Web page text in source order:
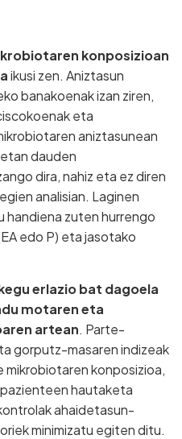
konposizioan
ikusi zen. Aniztasun
banakoenak izan ziren,
eta
aniztasunean
dauden
dira, nahiz eta ez diren
analisian. Laginen
handiena zuten hurrengo
edo P) eta jasotako
erlazio bat dagoela
motaren eta
artean. Parte-
gorputz-masaren indizeak
konposizioa,
hautaketa
ahaidetasun-
minimizatu egiten ditu.